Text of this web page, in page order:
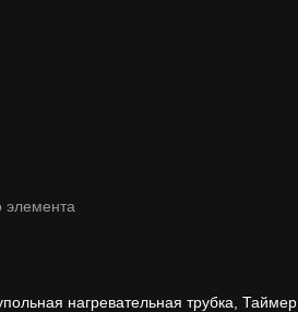
элемента
нагревательная трубка, Таймер